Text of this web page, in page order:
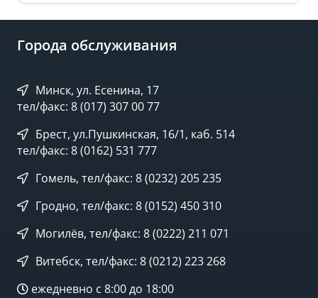
Города обслуживания
Минск, ул. Есенина, 17
тел/факс: 8 (017) 307 00 77
Брест, ул.Пушкинская, 16/1, каб. 514
тел/факс: 8 (0162) 531 777
Гомель, тел/факс: 8 (0232) 205 235
Гродно, тел/факс: 8 (0152) 450 310
Могилёв, тел/факс: 8 (0222) 211 071
Витебск, тел/факс: 8 (0212) 223 268
ежедневно с 8:00 до 18:00